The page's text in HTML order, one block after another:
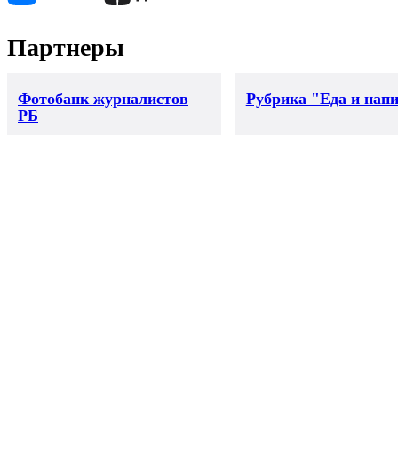
Партнеры
Фотобанк журналистов
РБ
Рубрика "Еда и